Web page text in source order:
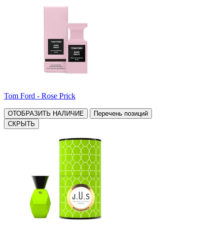
Tom Ford - Rose Prick
ОТОБРАЗИТЬ НАЛИЧИЕ
Перечень позиций
СКРЫТЬ